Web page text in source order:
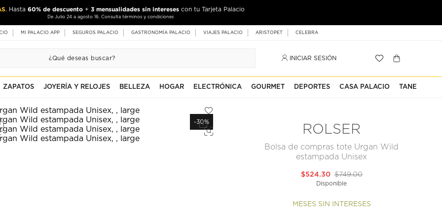
. Hasta 60% de descuento + 3 mensualidades sin intereses con tu Tarjeta Palacio
De Julio 24 a agosto 16. Consulta términos y condiciones
MI PALACIO APP SEGUROS PALACIO GASTRONOMÍA PALACIO VIAJES PALACIO ARISTOPET CELEBRA
INICIAR SESIÓN
ZAPATOS JOYERÍA Y RELOJES BELLEZA HOGAR ELECTRÓNICA GOURMET DEPORTES CASA PALACIO TANE
-30%
ROLSER
Bolsa de compras tote Urgan Wild
estampada Unisex
$749.00
$524.30
Disponible
MESES SIN INTERESES